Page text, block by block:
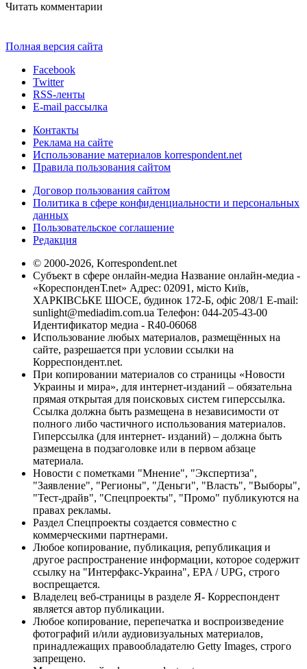
Читать комментарии
Полная версия сайта
Facebook
Twitter
RSS-ленты
E-mail рассылка
Контакты
Реклама на сайте
Использование материалов korrespondent.net
Правила пользования сайтом
Договор пользования сайтом
Политика в сфере конфиденциальности и персональных
данных
Пользовательское соглашение
Редакция
© 2000-2026, Korrespondent.net
Субъект в сфере онлайн-медиа Название онлайн-медиа -
«КореспонденТ.net» Адрес: 02091, місто Київ,
ХАРКІВСЬКЕ ШОСЕ, будинок 172-Б, офіс 208/1 E-mail:
sunlight@mediadim.com.ua Телефон: 044-205-43-00
Идентификатор медиа - R40-06068
Использование любых материалов, размещённых на
сайте, разрешается при условии ссылки на
Корреспондент.net.
При копировании материалов со страницы «Новости
Украины и мира», для интернет-изданий – обязательна
прямая открытая для поисковых систем гиперссылка.
Ссылка должна быть размещена в независимости от
полного либо частичного использования материалов.
Гиперссылка (для интернет- изданий) – должна быть
размещена в подзаголовке или в первом абзаце
материала.
Новости с пометками "Мнение", "Экспертиза",
"Заявление", "Регионы", "Деньги", "Власть", "Выборы",
"Тест-драйв", "Спецпроекты", "Промо" публикуются на
правах рекламы.
Раздел Спецпроекты создается совместно с
коммерческими партнерами.
Любое копирование, публикация, републикация и
другое распространение информации, которое содержит
ссылку на "Интерфакс-Украина", EPA / UPG, строго
воспрещается.
Владелец веб-страницы в разделе Я- Корреспондент
является автор публикации.
Любое копирование, перепечатка и воспроизведение
фотографий и/или аудиовизуальных материалов,
принадлежащих правообладателю Getty Images, строго
запрещено.